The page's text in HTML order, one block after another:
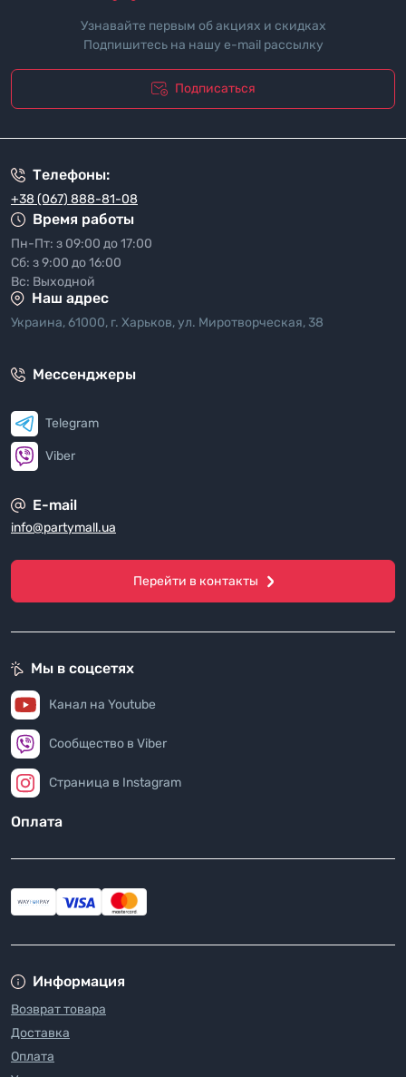
Узнавайте первым об акциях и скидках
Подпишитесь на нашу e-mail рассылку
Подписаться
Телефоны:
+38 (067) 888-81-08
Время работы
Пн-Пт: з 09:00 до 17:00
Сб: з 9:00 до 16:00
Вс: Выходной
Наш адрес
Украина, 61000, г. Харьков, ул. Миротворческая, 38
Мессенджеры
Telegram
Viber
E-mail
info@partymall.ua
Перейти в контакты
Информация
Возврат товара
Доставка
Оплата
Мы в соцсетях
Канал на Youtube
Сообщество в Viber
Страница в Instagram
Оплата